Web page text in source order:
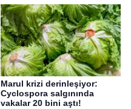
Marul krizi derinleşiyor:
Cyclospora salgınında
vakalar 20 bini aştı!